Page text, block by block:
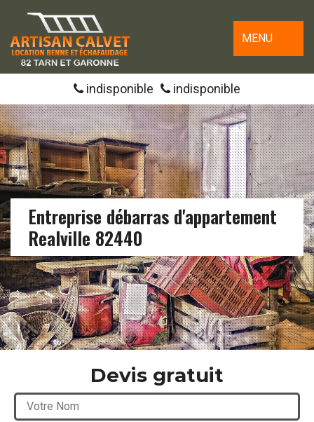
MENU
indisponible indisponible
Entreprise débarras d'appartement
Realville 82440
Devis gratuit